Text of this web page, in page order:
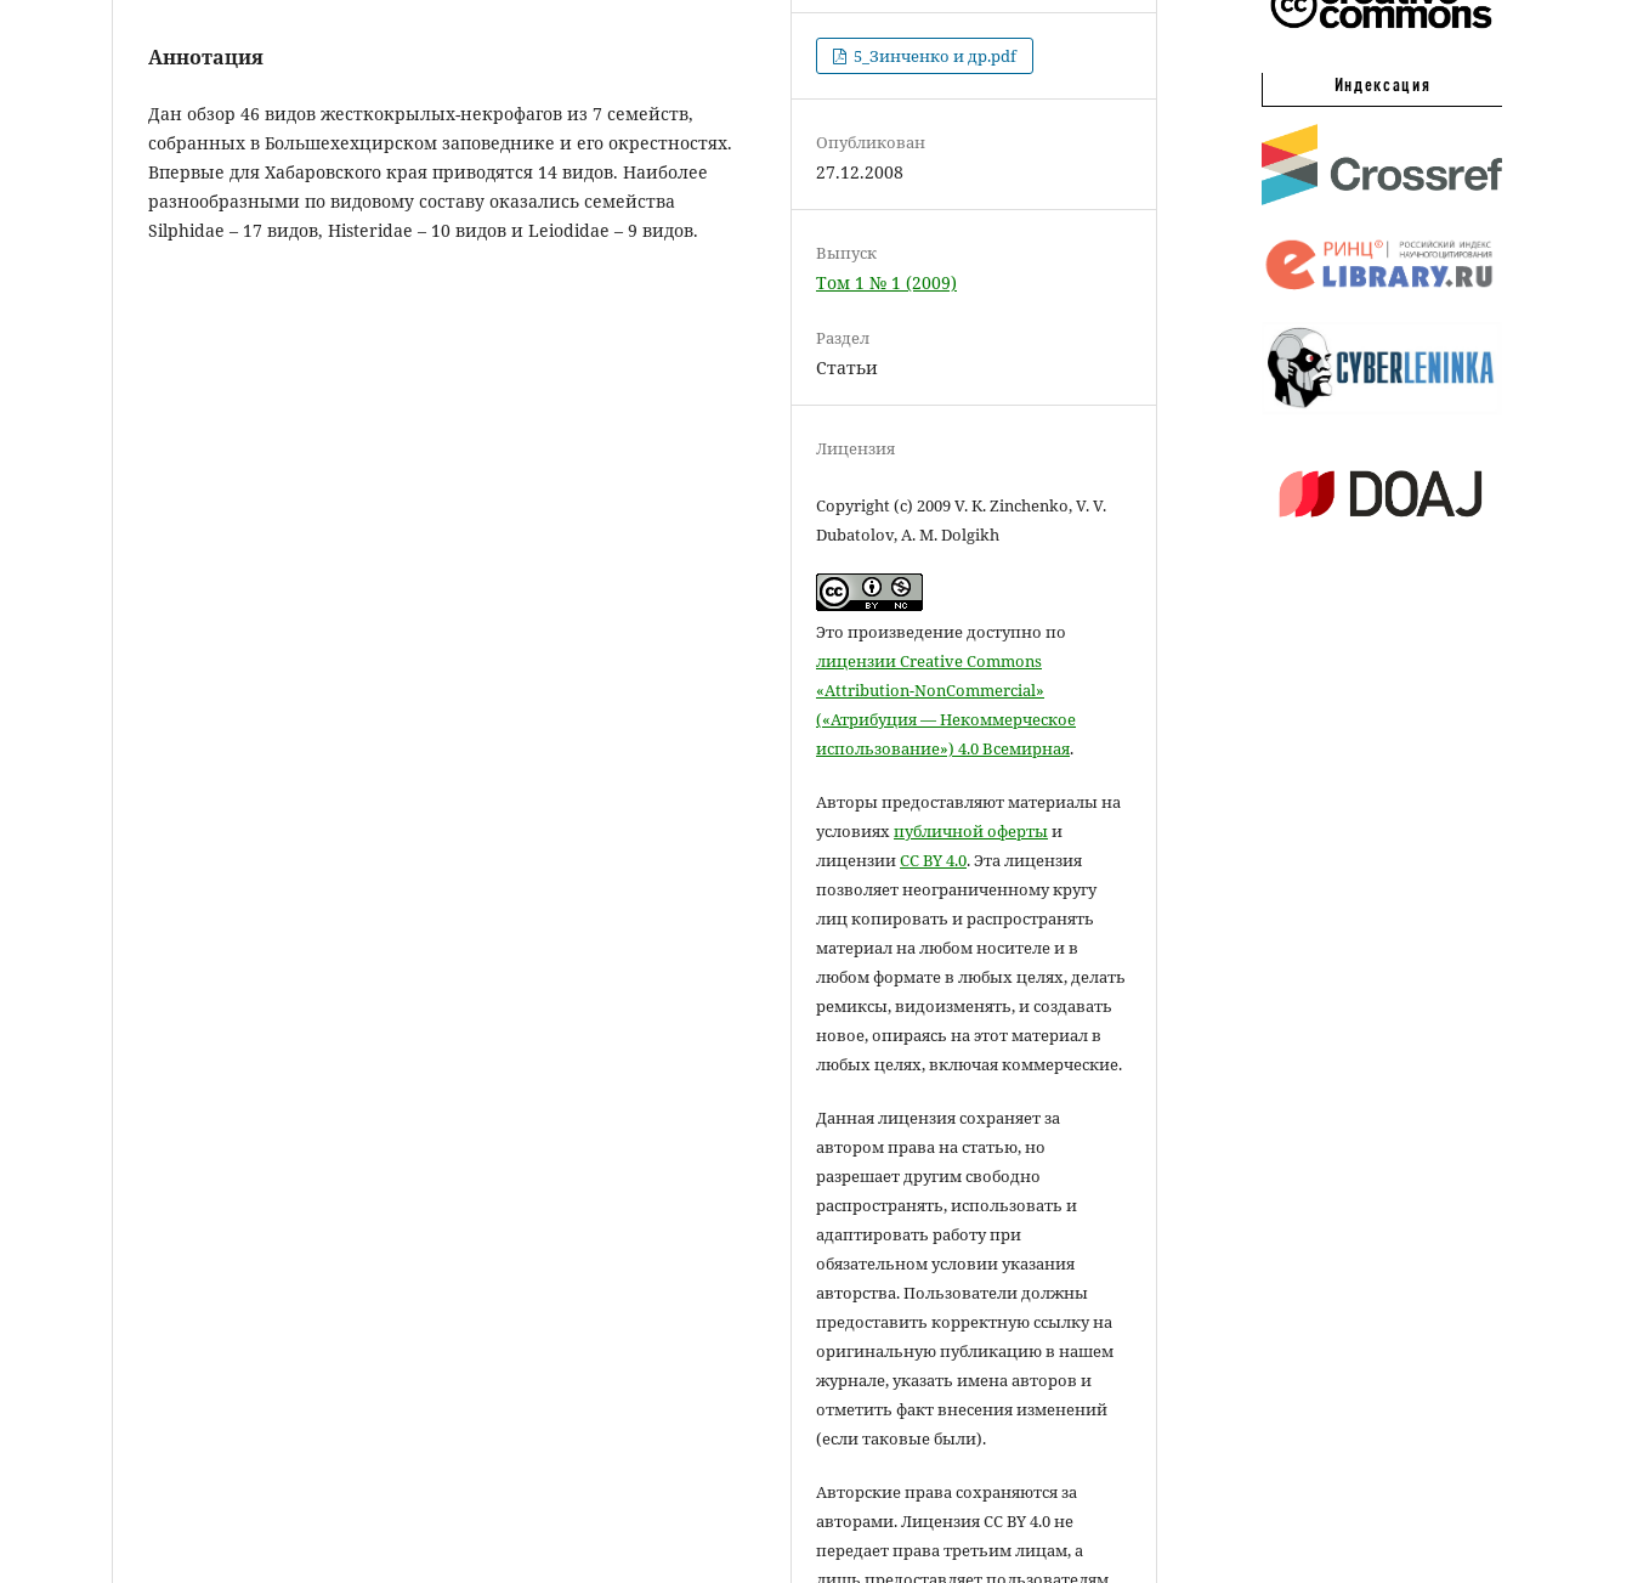
Аннотация
Дан обзор 46 видов жесткокрылых-некрофагов из 7 семейств,
собранных в Большехехцирском заповеднике и его окрестностях.
Впервые для Хабаровского края приводятся 14 видов. Наиболее
разнообразными по видовому составу оказались семейства
Silphidae – 17 видов, Histeridae – 10 видов и Leiodidae – 9 видов.
5_Зинченко и др.pdf
Опубликован
27.12.2008
Выпуск
Том 1 № 1 (2009)
Раздел
Статьи
Лицензия
Copyright (c) 2009 V. K. Zinchenko, V. V.
Dubatolov, A. M. Dolgikh
Это произведение доступно по
лицензии Creative Commons
«Attribution-NonCommercial»
(«Атрибуция — Некоммерческое
использование») 4.0 Всемирная.
Авторы предоставляют материалы на
условияхпубличной офертыи
лицензииCC BY 4.0. Эта лицензия
позволяет неограниченному кругу
лиц копировать и распространять
материал на любом носителе и в
любом формате в любых целях, делать
ремиксы, видоизменять, и создавать
новое, опираясь на этот материал в
любых целях, включая коммерческие.
Данная лицензия сохраняет за
автором права на статью, но
разрешает другим свободно
распространять, использовать и
адаптировать работу при
обязательном условии указания
авторства. Пользователи должны
предоставить корректную ссылку на
оригинальную публикацию в нашем
журнале, указать имена авторов и
отметить факт внесения изменений
(если таковые были).
Авторские права сохраняются за
авторами. Лицензия CC BY 4.0 не
передает права третьим лицам, а
Индексация